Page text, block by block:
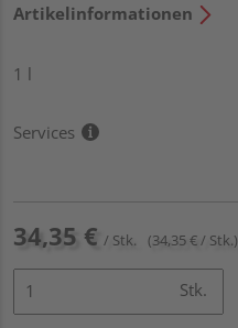
Artikelinformationen
1 l
Services
34,35 € / Stk. (34,35 € / Stk.)
Stk.